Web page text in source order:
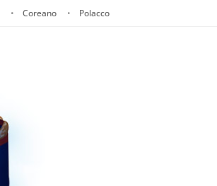
Coreano Polacco